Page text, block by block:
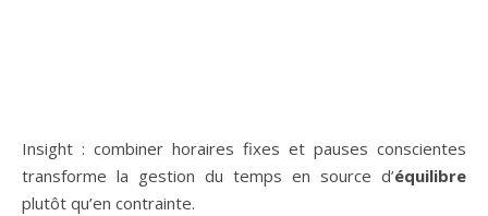
Insight : combiner horaires fixes et pauses conscientes
transforme la gestion du temps en source d’équilibre
plutôt qu’en contrainte.